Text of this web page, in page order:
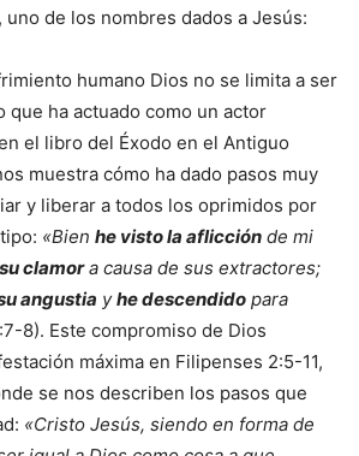
, uno de los nombres dados a Jesús:
humano Dios no se limita a ser
que ha actuado como un actor
el libro del Éxodo en el Antiguo
muestra cómo ha dado pasos muy
y liberar a todos los oprimidos por
«Bien he visto la aflicción de mi
clamora causa de sus extractores;
angustia yhe descendido para
8). Este compromiso de Dios
máxima en Filipenses 2:5-11,
se nos describen los pasos que
«Cristo Jesús, siendo en forma de